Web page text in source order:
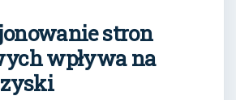
stron
wpływa na